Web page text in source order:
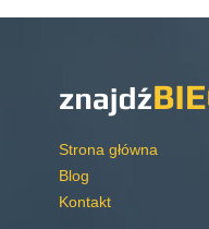
Strona główna
Blog
Kontakt